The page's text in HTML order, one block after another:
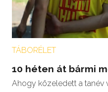
TÁBORÉLET
10 héten át bármi
Ahogy közeledett a tanév